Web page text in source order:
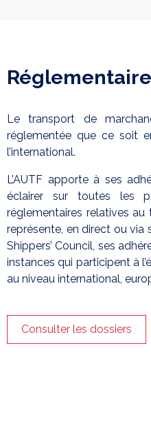
Le transport de
réglementée que ce soit
l’international.
L’AUTF apporte à ses
éclairer sur toutes les
réglementaires relatives
représente, en direct ou via
Shippers’ Council, ses
instances qui participent à
au niveau international,
Consulter les dossiers